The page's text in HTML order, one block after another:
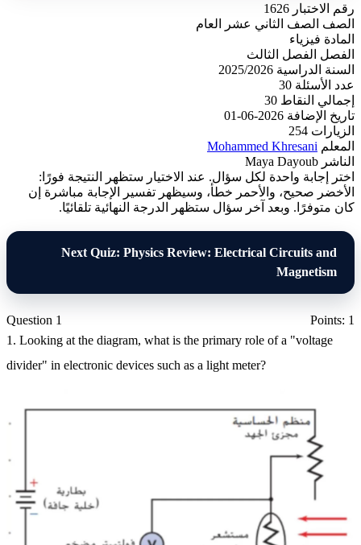
رقم الاختبار 1626
الصف
الصف الثاني عشر العام
المادة فيزياء
الفصل
الفصل الثالث
السنة الدراسية 2025/2026
عدد الأسئلة 30
إجمالي النقاط 30
تاريخ الإضافة 2026-06-01
الزيارات 254
المعلم Mohammed Khresani
الناشر Maya Dayoub
اختر إجابة واحدة لكل سؤال. عند الاختيار ستظهر النتيجة فورًا:
الأخضر صحيح، والأحمر خطأ، وسيظهر تفسير الإجابة مباشرة إن
كان متوفرًا. وبعد آخر سؤال ستظهر الدرجة النهائية تلقائيًا.
Next Quiz: Physics Review: Electrical Circuits and
Magnetism
Question 1
Points: 1
1. Looking at the diagram, what is the primary role of a "voltage
divider" in electronic devices such as a light meter?